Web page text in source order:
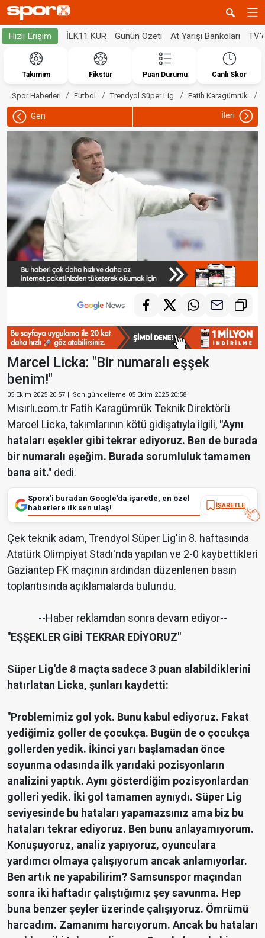
Hızlı Erişim İLK11 KUR Günün Özeti At Yarışı Bankoları
Takımım Fikstür Puan Durumu Canlı Skor
Spor Haberleri Futbol Trendyol Süper Lig Fatih Karagümrük
Geri İleri
Marcel Licka: "Bir numaralı eşşek
benim!"
05 Ekim 2025 20:57 || Son güncelleme 05 Ekim 2025 20:58
Mısırlı.com.tr Fatih Karagümrük Teknik Direktörü
Marcel Licka, takımlarının kötü gidişatıyla ilgili, "Aynı
hataları eşekler gibi tekrar ediyoruz. Ben de burada
bir numaralı eşeğim. Burada sorumluluk tamamen
bana ait." dedi.
Sporx’i buradan Google’da işaretle, en özel
haberlere ilk sen ulaş!
İŞARETLE
Çek teknik adam, Trendyol Süper Lig'in 8. haftasında
Atatürk Olimpiyat Stadı'nda yapılan ve 2-0 kaybettikleri
Gaziantep FK maçının ardından düzenlenen basın
toplantısında açıklamalarda bulundu.
--Haber reklamdan sonra devam ediyor--
"EŞŞEKLER GİBİ TEKRAR EDİYORUZ"
Süper Lig'de 8 maçta sadece 3 puan alabildiklerini
hatırlatan Licka, şunları kaydetti:
"Problemimiz gol yok. Bunu kabul ediyoruz. Fakat
yediğimiz goller de çocukça. Bugün de o çocukça
gollerden yedik. İkinci yarı başlamadan önce
soyunma odasında ilk yarıdaki pozisyonların
analizini yaptık. Aynı gösterdiğim pozisyonlardan
golleri yedik. İki gol tamamen aynıydı. Süper Lig
seviyesinde bu hataları yapamazsınız ama biz bu
hataları tekrar ediyoruz. Ben bunu anlayamıyorum.
Konuşuyoruz, analiz yapıyoruz, oyunculara
yardımcı olmaya çalışıyorum ancak anlamıyorlar.
Ben artık ne yapabilirim? Samsunspor maçından
sonra iki haftadır çalıştığımız şey savunma. Hep
buna benzer şeyler üzerinde çalışıyoruz. Ömrümü
harcadım. Zamanımı harcıyorum. Ancak bu hataları